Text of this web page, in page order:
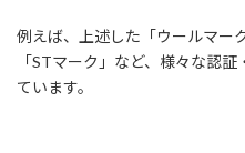
例えば、上述した「ウールマー
「STマーク」など、様々な認
ています。